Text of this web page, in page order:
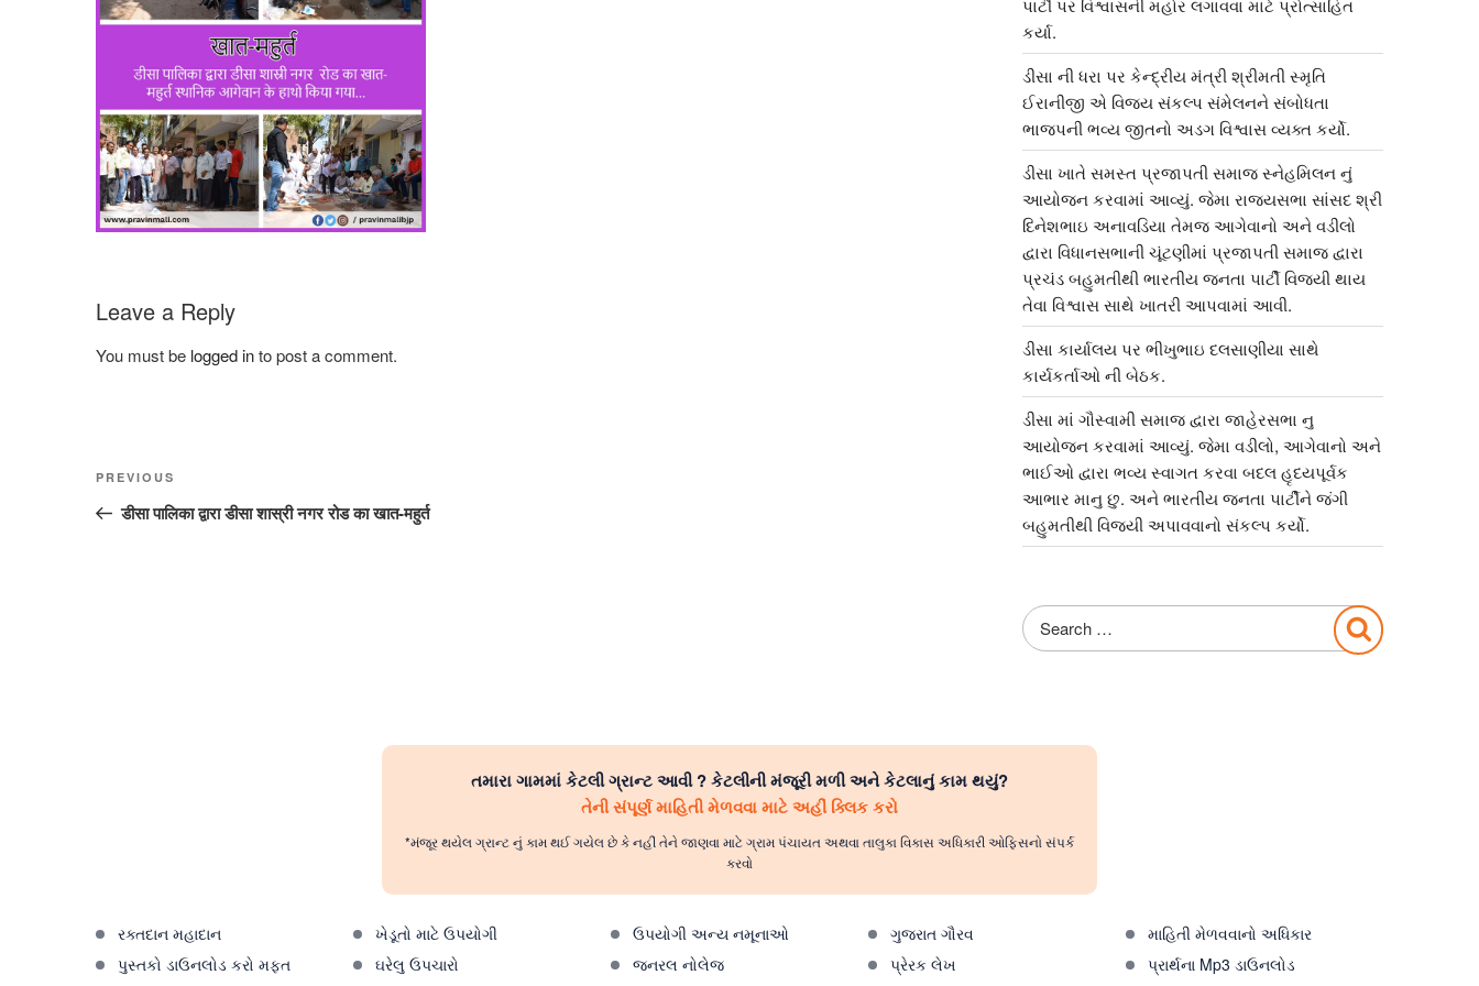
Leave a Reply
You must be logged into post a comment.
Post
navigation
Previous
Post
PREVIOUS
डीसा पालिका द्वारा डीसा शास्री नगर रोड का खात-महुर्त
કર્યા.
ડીસા ની ધરા પર કેન્દ્રીય મંત્રી શ્રીમતી સ્મૃતિ
ઈરાનીજી એ વિજય સંકલ્પ સંમેલનને સંબોધતા
ભાજપની ભવ્ય જીતનો અડગ વિશ્વાસ વ્યક્ત કર્યો.
ડીસા ખાતે સમસ્ત પ્રજાપતી સમાજ સ્નેહમિલન નું
આયોજન કરવામાં આવ્યું. જેમા રાજ્યસભા સાંસદ શ્રી
દિનેશભાઇ અનાવડિયા તેમજ આગેવાનો અને વડીલો
દ્વારા વિધાનસભાની ચૂંટણીમાં પ્રજાપતી સમાજ દ્વારા
પ્રચંડ બહુમતીથી ભારતીય જનતા પાર્ટી વિજયી થાય
તેવા વિશ્વાસ સાથે ખાતરી આપવામાં આવી.
ડીસા કાર્યાલય પર ભીખુભાઇ દલસાણીયા સાથે
કાર્યકર્તાઓ ની બેઠક.
ડીસા માં ગૌસ્વામી સમાજ દ્વારા જાહેરસભા નુ
આયોજન કરવામાં આવ્યું. જેમા વડીલો, આગેવાનો અને
ભાઈઓ દ્વારા ભવ્ય સ્વાગત કરવા બદલ હૃદયપૂર્વક
આભાર માનુ છુ. અને ભારતીય જનતા પાર્ટીને જંગી
બહુમતીથી વિજયી અપાવવાનો સંકલ્પ કર્યો.
Search
for:
Search
તમારા ગામમાં કેટલી ગ્રાન્ટ આવી ? કેટલીની મંજૂરી મળી અને કેટલાનું કામ થયું?
તેની સંપૂર્ણ માહિતી મેળવવા માટે અહીં ક્લિક કરો
*મંજૂર થયેલ ગ્રાન્ટ નું કામ થઈ ગયેલ છે કે નહીં તેને જાણવા માટે ગ્રામ પંચાયત અથવા તાલુકા વિકાસ અધિકારી ઓફિસનો સંપર્ક
કરવો
રક્તદાન મહાદાન ખેડૂતો માટે ઉપયોગી ઉપયોગી અન્ય નમૂનાઓ ગુજરાત ગૌરવ
માહિતી મેળવવાનો અધિકાર
પુસ્તકો ડાઉનલોડ કરો મફત
ઘરેલુ ઉપચારો જનરલ નોલેજ પ્રેરક લેખ
પ્રાર્થના Mp3 ડાઉનલોડ